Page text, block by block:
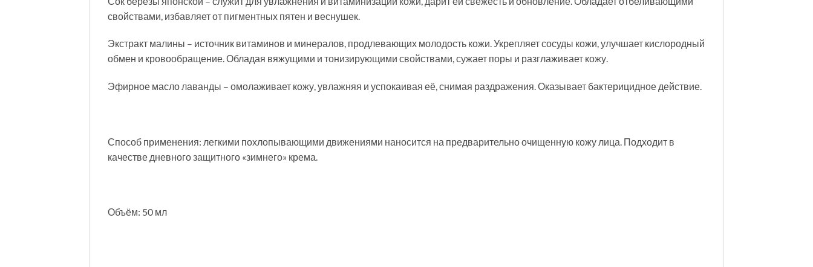
свойствами, избавляет от пигментных пятен и веснушек.
Экстракт малины – источник витаминов и минералов, продлевающих молодость кожи. Укрепляет сосуды кожи, улучшает кислородный
обмен и кровообращение. Обладая вяжущими и тонизирующими свойствами, сужает поры и разглаживает кожу.
Эфирное масло лаванды – омолаживает кожу, увлажняя и успокаивая её, снимая раздражения. Оказывает бактерицидное действие.
Способ применения: легкими похлопывающими движениями наносится на предварительно очищенную кожу лица. Подходит в
качестве дневного защитного «зимнего» крема.
Объём: 50 мл